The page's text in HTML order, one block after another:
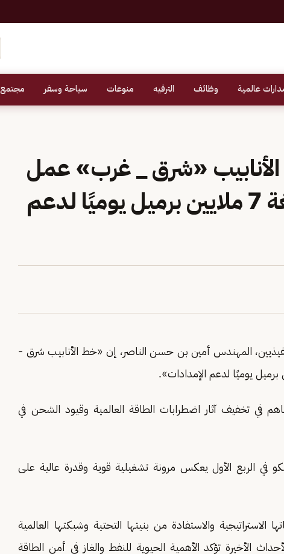
عالمية وظائف الترفيه منوعات سياحة وسفر مجتمع
«شرق _ غرب» عمل
بطاقته القصوى البالغة 7 ملايين برميل يوميًا لدعم
المهندس أمين بن حسن الناصر، إن «خط الأنابيب شرق -
يوميًا لدعم الإمدادات».
تخفيف آثار اضطرابات الطاقة العالمية وقيود الشحن في
في الربع الأول يعكس مرونة تشغيلية قوية وقدرة عالية على
الاستراتيجية والاستفادة من بنيتها التحتية وشبكتها العالمية
الأخيرة تؤكد الأهمية الحيوية للنفط والغاز في أمن الطاقة